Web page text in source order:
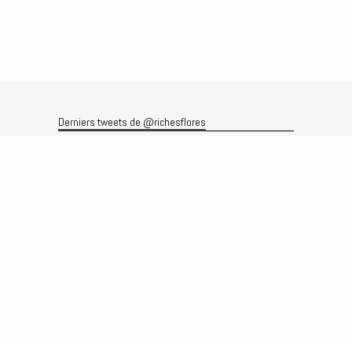
Derniers tweets de @richesflores